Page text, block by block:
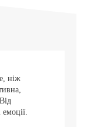
ніж